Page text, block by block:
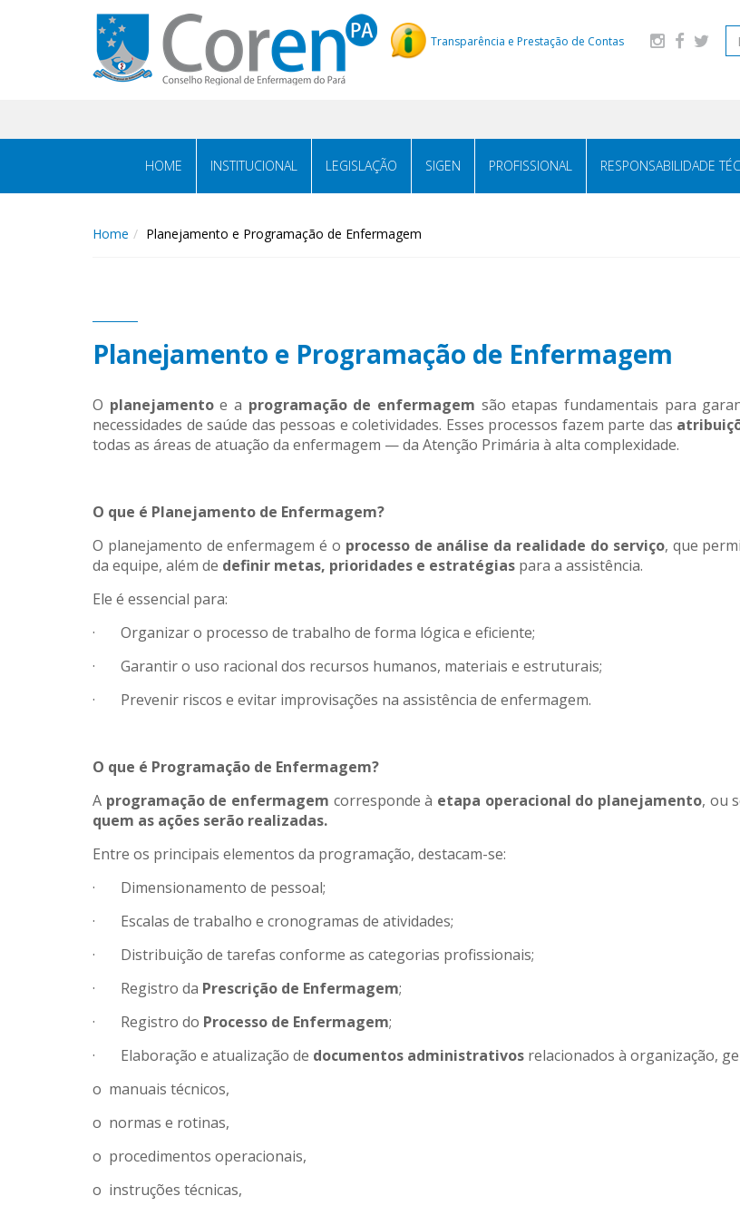
Transparência e Prestação de Contas
HOME INSTITUCIONAL LEGISLAÇÃO SIGEN PROFISSIONAL RESPONSABILIDADE
Home Planejamento e Programação de Enfermagem
Planejamento e Programação de Enfermagem
O planejamentoe a programação de enfermagem são etapas fundamentais para
necessidades de saúde das pessoas e coletividades. Esses processos fazem parte das
todas as áreas de atuação da enfermagem — da Atenção Primária à alta complexidade.
O que é Planejamento de Enfermagem?
O planejamento de enfermagem é o processo de análise da realidade do serviço, que
da equipe, além de definir metas, prioridades e estratégias para a assistência.
Ele é essencial para:
· Organizar o processo de trabalho de forma lógica e eficiente;
· Garantir o uso racional dos recursos humanos, materiais e estruturais;
· Prevenir riscos e evitar improvisações na assistência de enfermagem.
O que é Programação de Enfermagem?
A programação de enfermagem corresponde à etapa operacional do planejamento, ou
quem as ações serão realizadas.
Entre os principais elementos da programação, destacam-se:
· Dimensionamento de pessoal;
· Escalas de trabalho e cronogramas de atividades;
· Distribuição de tarefas conforme as categorias profissionais;
· Registro da Prescrição de Enfermagem;
· Registro do Processo de Enfermagem;
· Elaboração e atualização de documentos administrativos relacionados à organização,
o manuais técnicos,
o normas e rotinas,
o procedimentos operacionais,
o instruções técnicas,